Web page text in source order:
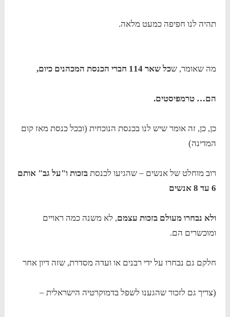
תהיה לנו חפיפה כמעט מלאה.
מה שאומר, שכל שאר 114 חברי הכנסת המכהנים כיום,
הם… טרמפיסטים.
כן, כן, זה אומר שיש לנו בכנסת הנוכחית (ובכל כנסת מאז קום
המדינה)
רוב מוחלט של אנשים – שהגיעו לכנסתבזכות ו"על גב" אותם
6 עד 8 אנשים
ולא נבחרו מעולם בזכות עצמם, לא משנה כמה ראויים
ומוכשרים הם.
חלקם גם נבחרו על ידי רבנים או ועדה מסדרת, שזה דיון אחר
(צריך גם לזכור שהגענו לשפל בדמוקרטיה הישראלית –